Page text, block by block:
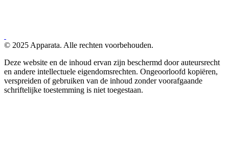
© 2025 Apparata. Alle rechten voorbehouden.
Deze website en de inhoud ervan zijn beschermd door auteursrecht
en andere intellectuele eigendomsrechten. Ongeoorloofd kopiëren,
verspreiden of gebruiken van de inhoud zonder voorafgaande
schriftelijke toestemming is niet toegestaan.